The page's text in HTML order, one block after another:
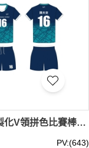
【購買客製化V領拼色比賽棒球服】｜獨特領口剪裁｜深淺色階變化｜腰部幾何紋理｜透氣排汗布料｜現貨主推｜排球服批發 SKTAFC044-FCLQF-2504241
PV:(643)